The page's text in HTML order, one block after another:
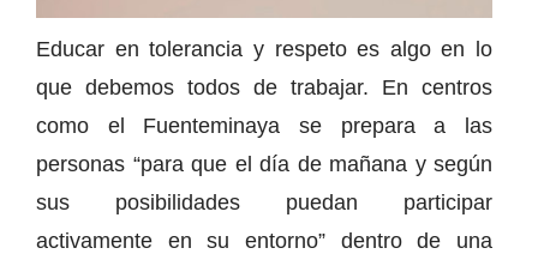
Educar en tolerancia y respeto es algo en lo
que debemos todos de trabajar. En centros
como el Fuenteminaya se prepara a las
personas “para que el día de mañana y según
sus posibilidades puedan participar
activamente en su entorno” dentro de una